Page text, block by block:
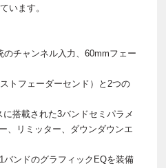
います。
のチャンネル入力、60mmフェー
トフェーダーセンド）と2つの
に搭載された3バンドセミパラメ
、リミッター、ダウンダウンエ
バンドのグラフィックEQを装備